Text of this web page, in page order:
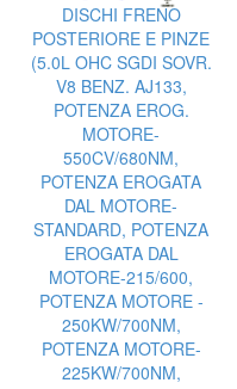
DISCHI FRENO
POSTERIORE E PINZE
(5.0L OHC SGDI SOVR.
V8 BENZ. AJ133,
POTENZA EROG.
MOTORE-
550CV/680NM,
POTENZA EROGATA
DAL MOTORE-
STANDARD, POTENZA
EROGATA DAL
MOTORE-215/600,
POTENZA MOTORE -
250KW/700NM,
POTENZA MOTORE-
225KW/700NM,